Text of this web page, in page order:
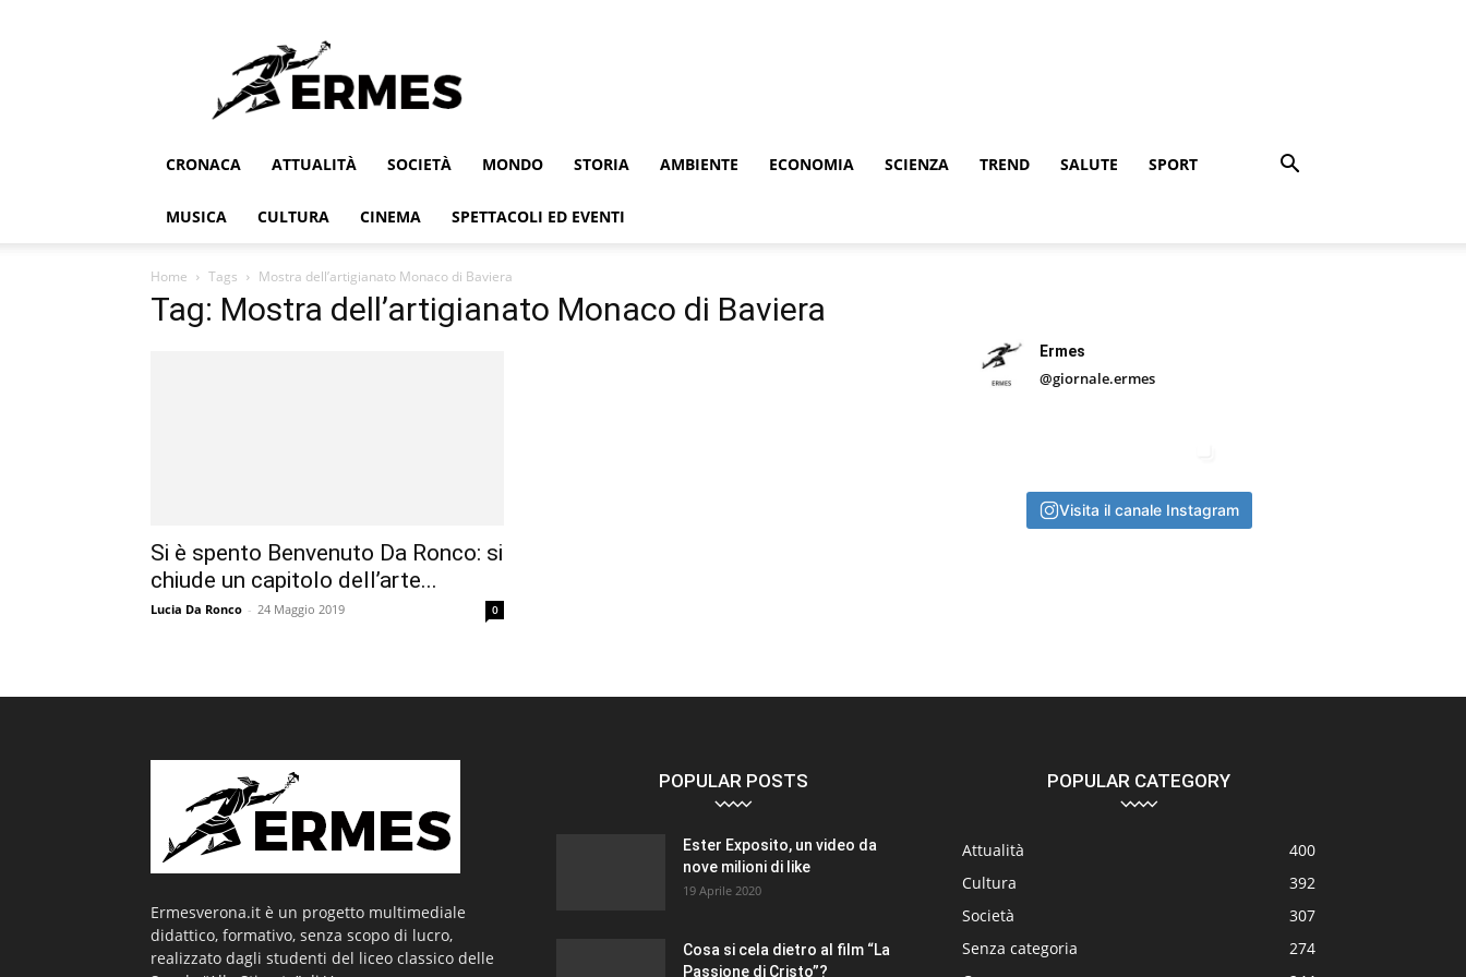
CRONACA ATTUALITÀ SOCIETÀ MONDO STORIA AMBIENTE ECONOMIA SCIENZA TREND SALUTE SPORT
MUSICA CULTURA CINEMA SPETTACOLI ED EVENTI
Home Tags Mostra dell’artigianato Monaco di Baviera
Tag: Mostra dell’artigianato Monaco di Baviera
Si è spento Benvenuto Da Ronco: si
chiude un capitolo dell’arte...
Lucia Da Ronco - 24 Maggio 2019 0
Ermes
@giornale.ermes
Visita il canale Instagram
Ermesverona.it è un progetto multimediale
didattico, formativo, senza scopo di lucro,
realizzato dagli studenti del liceo classico delle
POPULAR POSTS
Ester Exposito, un video da
nove milioni di like
19 Aprile 2020
Cosa si cela dietro al film “La
Passione di Cristo”?
POPULAR CATEGORY
Attualità
400
Cultura
392
Società
307
Senza categoria
274